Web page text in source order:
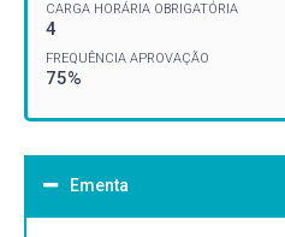
CARGA HORÁRIA OBRIGATÓRIA
4
FREQUÊNCIA APROVAÇÃO
75%
Ementa